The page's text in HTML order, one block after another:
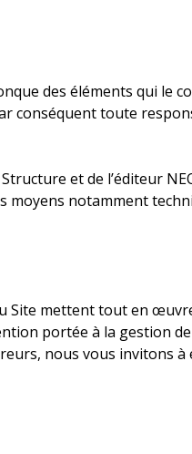
des éléments qui le
conséquent toute
et de l’éditeur
notamment
Site mettent tout en
portée à la gestion
nous vous invitons